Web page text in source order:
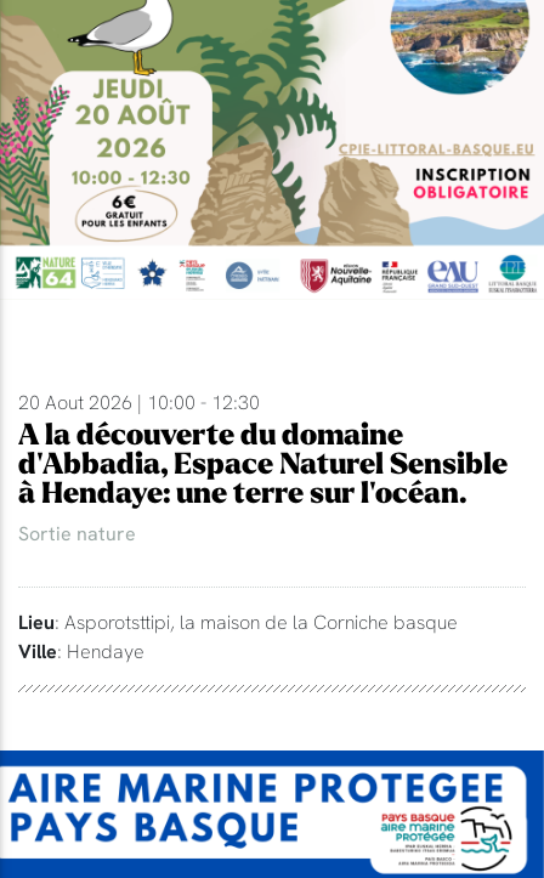
20 Aout 2026 | 10:00 - 12:30
A la découverte du domaine
d'Abbadia, Espace Naturel Sensible
à Hendaye: une terre sur l'océan.
Sortie nature
Lieu: Asporotsttipi, la maison de la Corniche basque
Ville: Hendaye